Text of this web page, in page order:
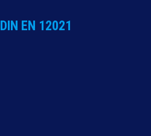
DIN EN 12021